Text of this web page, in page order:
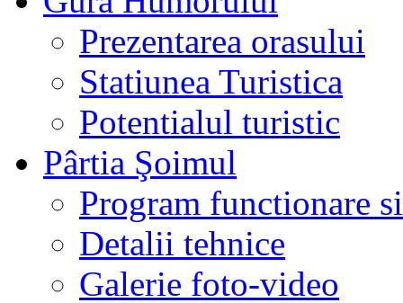
Prezentarea orasului
Statiunea Turistica
Potentialul turistic
Pârtia Şoimul
Program functionare
Detalii tehnice
Galerie foto-video